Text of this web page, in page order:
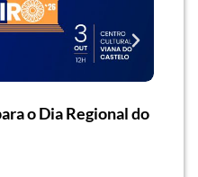
o Dia Regional do